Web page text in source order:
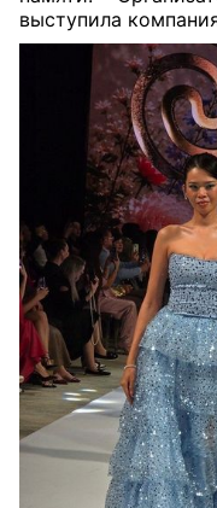
выступила